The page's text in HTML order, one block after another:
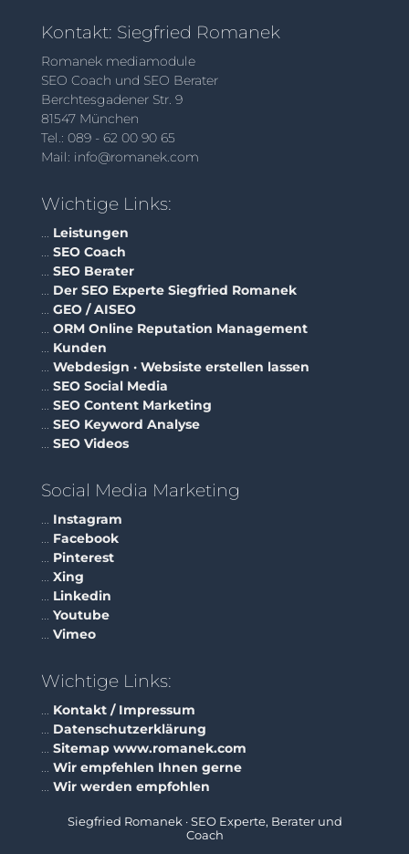
Kontakt: Siegfried Romanek
Romanek mediamodule
SEO Coach und SEO Berater
Berchtesgadener Str. 9
81547 München
Tel.: 089 - 62 00 90 65
Mail: info@romanek.com
Wichtige Links:
... Leistungen
... SEO Coach
... SEO Berater
... Der SEO Experte Siegfried Romanek
... GEO / AISEO
... ORM Online Reputation Management
... Kunden
... Webdesign · Websiste erstellen lassen
... SEO Social Media
... SEO Content Marketing
... SEO Keyword Analyse
... SEO Videos
Social Media Marketing
... Instagram
... Facebook
... Pinterest
... Xing
... Linkedin
... Youtube
... Vimeo
Wichtige Links:
... Kontakt / Impressum
... Datenschutzerklärung
... Sitemap www.romanek.com
... Wir empfehlen Ihnen gerne
... Wir werden empfohlen
Siegfried Romanek · SEO Experte, Berater und
Coach